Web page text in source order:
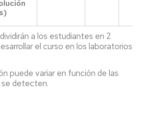
a los estudiantes en 2
el curso en los laboratorios
puede variar en función de las
se detecten.